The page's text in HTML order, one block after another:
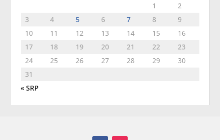
1
2
3
4 5 6 7 8
9
10
11 12 13 14 15
16
17
18 19 20 21 22
23
24
25 26 27 28 29
30
31
« SRP